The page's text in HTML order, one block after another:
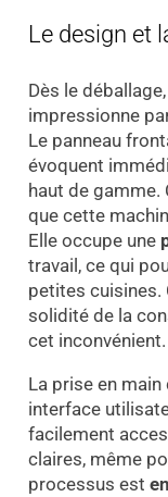
Le design et
Dès le
impressionne
Le panneau
évoquent
haut de
que cette
Elle occupe une
travail, ce qui
petites cuisines.
solidité de la
cet inconvénient.
La prise en
interface
facilement
claires, même
processus est